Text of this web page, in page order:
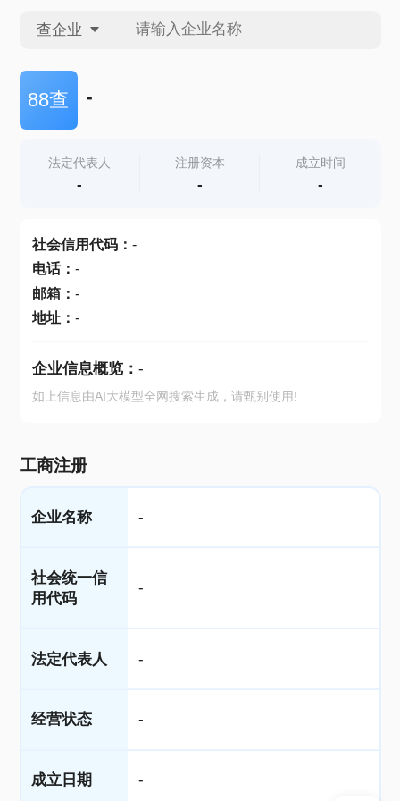
查企业
查企业
查产地
88查 -
法定代表人
-
注册资本
-
成立时间
-
社会信用代码： -
电话： -
邮箱： -
地址： -
企业信息概览： -
如上信息由AI大模型全网搜索生成，请甄别使用!
工商注册
企业名称 -
社会统一信
用代码
-
法定代表人 -
经营状态 -
成立日期 -